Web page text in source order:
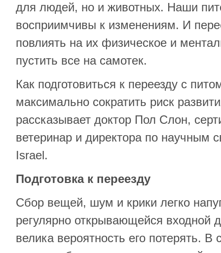
для людей, но и животных. Наши
восприимчивы к изменениям. И
повлиять на их физическое и
пустить все на самотек.
Как подготовиться к переезду с
максимально сократить риск
рассказывает доктор Пол Слон,
ветеринар и директора по научным
Israel.
Подготовка к переезду
Сбор вещей, шум и крики легко
регулярно открывающейся входной
велика вероятность его потерять. В